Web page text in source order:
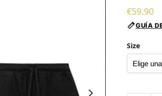
€59.90
GUÍA
Size